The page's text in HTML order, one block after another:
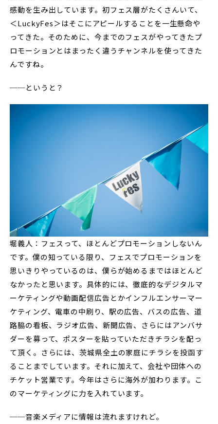
感動を生み出しています。初フェス層がたくさんいて、
＜LuckyFes＞はそこにアピールすることを一生懸命や
ってきた。そのために、今までのフェスがやってきたプ
ロモーションとはまったく違うチャンネルを使ってきた
んですね。
──というと？
堀義人：フェスって、ほとんどプロモーションしないん
です。僕の知っている限り、フェスでプロモーションを
思いきりやっているのは、僕らが始めるまではほとんど
なかったと思います。具体的には、徹底的なデジタルマ
ーケティングや動画配信広告とかインフルエンサーマー
ケティング、電車の中刷り、駅の広告、バスの広告、道
路脇の看板、ラジオ広告、新聞広告、さらにはアンバサ
ダーを募って、ポスターを貼っていただきチラシを配っ
て頂く。さらには、茨城県全土の家庭にチラシを投函す
ることまでしています。それに加えて、会社や団体への
チケット営業です。今年はさらに海外が加わります。こ
のマーケティングに力を入れています。
──音楽メディアに情報は流れますけれど。